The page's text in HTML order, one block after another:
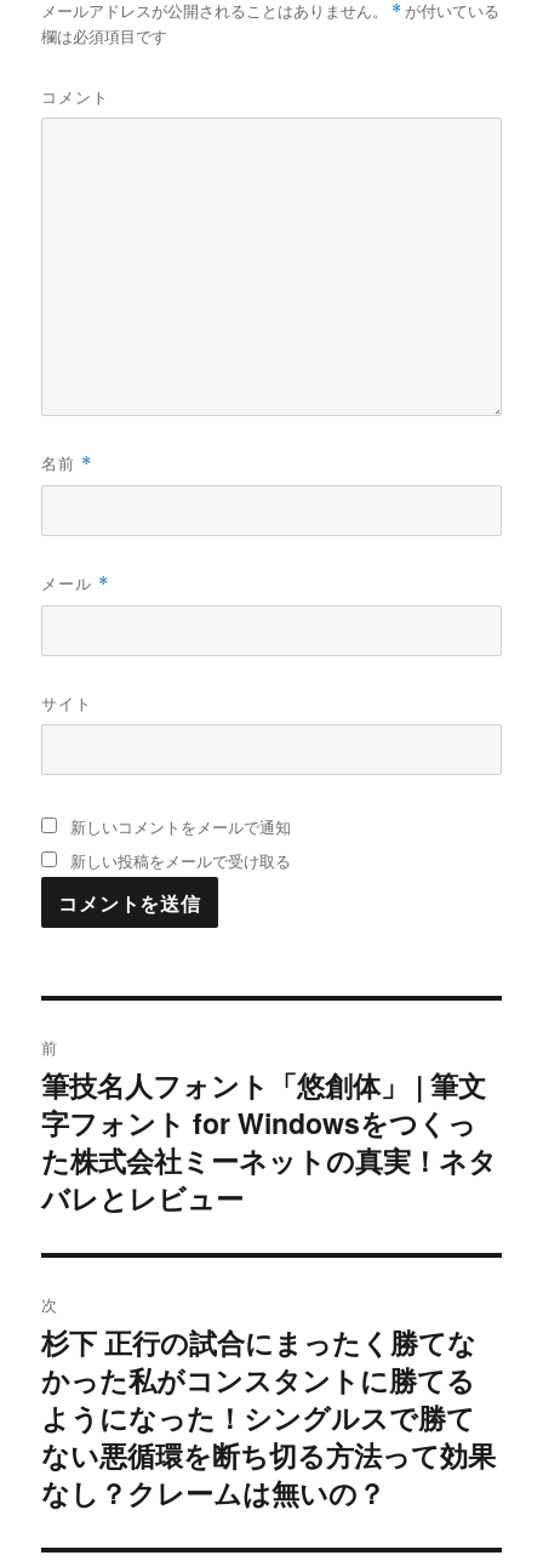
メールアドレスが公開されることはありません。 * が付いている
欄は必須項目です
コメント
名前 *
メール *
サイト
新しいコメントをメールで通知
新しい投稿をメールで受け取る
稿
ナ
ビ
シ
ョ
ン
前
過
去
の
投
筆技名人フォント「悠創体」 | 筆文
字フォント for Windowsをつくっ
た株式会社ミーネットの真実！ネタ
バレとレビュー
次
次
の
投
稿:
杉下 正行の試合にまったく勝てな
かった私がコンスタントに勝てる
ようになった！シングルスで勝て
ない悪循環を断ち切る方法って効果
なし？クレームは無いの？